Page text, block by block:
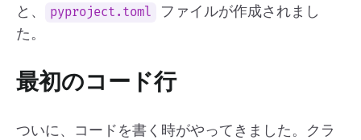
と、
pyproject.toml
ファイルが作成されまし
た。
最初のコード行
ついに、コードを書く時がやってきました。クラ